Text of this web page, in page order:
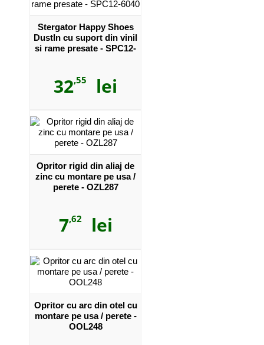
Stergator Happy Shoes
DustIn cu suport din vinil
si rame presate - SPC12-
32,55 lei
Opritor rigid din aliaj de
zinc cu montare pe usa /
perete - OZL287
7,62lei
Opritor cu arc din otel cu
montare pe usa / perete -
OOL248